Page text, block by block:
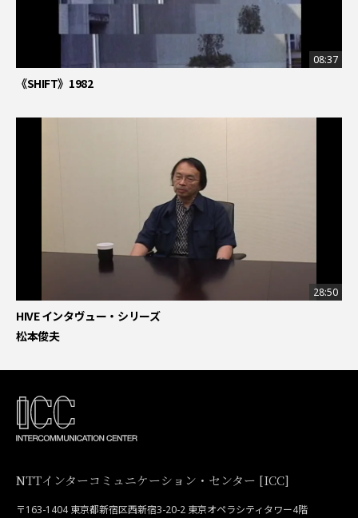
08:37
《SHIFT》1982
28:50
HIVE インタヴュー・シリーズ
松本俊夫
NTTインターコミュニケーション・センター [ICC]
〒163-1404 東京都新宿区西新宿3-20-2 東京オペラシティタワー4階